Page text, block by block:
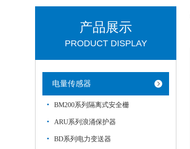
产品展示
PRODUCT DISPLAY
电量传感器
BM200系列隔离式安全栅
ARU系列浪涌保护器
BD系列电力变送器